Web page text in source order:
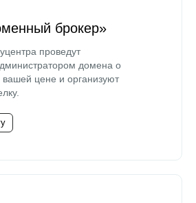
брокер»
проведут
домена о
цене и организуют